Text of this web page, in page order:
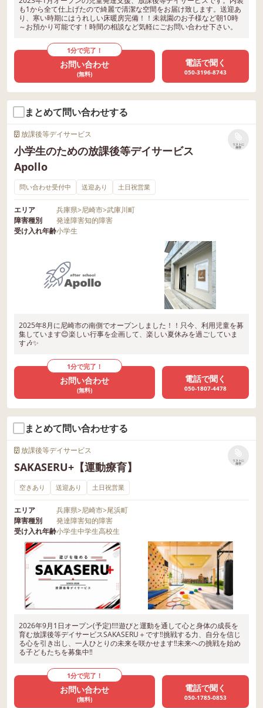
も1から全て仕上げたので綺麗で清潔な空間をお届け致します。送迎あ
り、寒い時期にはうれしい床暖房完備！！未就園のお子様など朝10時
～お預かり可能です！時間の相談など気軽にごお問い合わせ下さい。
1分で完了！
お問い合わせ
(無料)
電話で聞く
050-3196-8743
まとめて問い合わせする
放課後等デイサービス
小学生のための放課後等デイサービス
Apollo
リストに
保存
問い合わせ受付中 送迎あり 土日祝営業
エリア 兵庫県>尼崎市>武庫川町
障害種別
発達障害知的障害
受け入れ年齢小学生
2025年8月に尼崎市の南側でオープンしました！！只今、利用児童を募
集しています😊楽しい行事を企画して、楽しい夏休みを過ごしていま
す🎶✨
1分で完了！
お問い合わせ
(無料)
電話で聞く
050-1807-4478
まとめて問い合わせする
放課後等デイサービス
SAKASERU+【運動療育】
リストに
保存
空きあり 送迎あり 土日祝営業
エリア 兵庫県>尼崎市>尾浜町
障害種別
発達障害知的障害
受け入れ年齢小学生中学生高校生
2026年9月1日オープン(予定)‼‼遊びと運動を通して心と身体の成長を
育む放課後等デイサービスSAKASERU＋です‼挑戦する力、自分を信じ
る心を引き出し、一人ひとりの未来を咲かせます‼未来への挑戦を始め
る子どもたちを募集中‼
1分で完了！
お問い合わせ
(無料)
電話で聞く
050-1785-0853